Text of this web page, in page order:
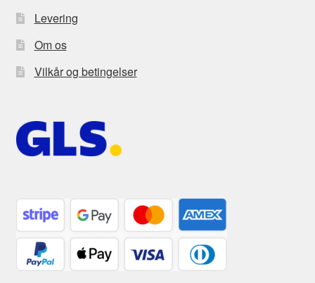
Levering
Om os
Vilkår og betingelser